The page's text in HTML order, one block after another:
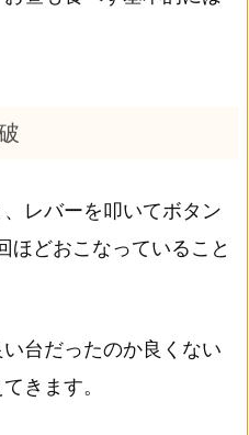
レバーを叩いてボタン
ほどおこなっていること
台だったのか良くない
きます。